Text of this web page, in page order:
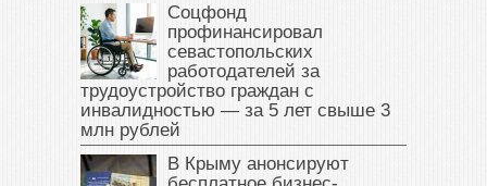
Соцфонд
профинансировал
севастопольских
работодателей за
трудоустройство граждан с
инвалидностью — за 5 лет свыше 3
млн рублей
В Крыму анонсируют